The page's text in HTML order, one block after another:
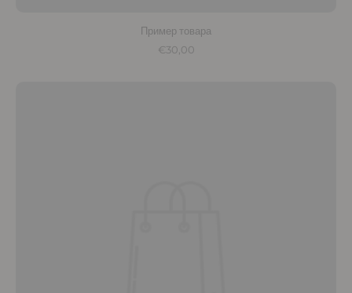
Пример товара
€30,00